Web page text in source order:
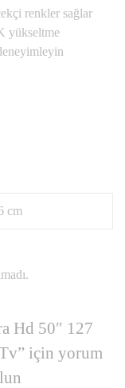
renkler sağlar
yükseltme
cm
Hd 50″ 127
için yorum